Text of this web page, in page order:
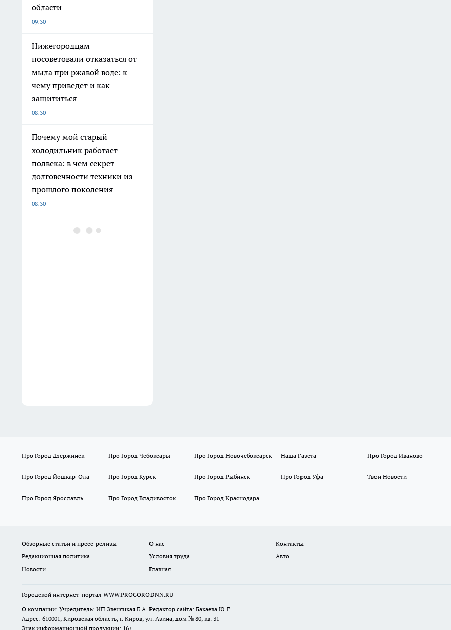
области
09:30
Нижегородцам
посоветовали отказаться от
мыла при ржавой воде: к
чему приведет и как
защититься
08:30
Почему мой старый
холодильник работает
полвека: в чем секрет
долговечности техники из
прошлого поколения
08:30
Последствия атаки БПЛА в
Про Город Дзержинск Про Город Чебоксары Про Город Новочебоксарск Наша Газета Про Город Иваново
Про Город Йошкар-Ола Про Город Курск Про Город Рыбинск Про Город Уфа Твои Новости
Про Город Ярославль Про Город Владивосток Про Город Краснодара
Обзорные статьи и пресс-релизы О нас
Контакты
Редакционная политика
Условия труда
Авто
Новости
Главная
Городской интернет-портал WWW.PROGORODNN.RU
О компании: Учредитель: ИП Звеняцкая Е.А. Редактор сайта: Бакаева Ю.Г.
Адрес: 610001, Кировская область, г. Киров, ул. Азина, дом № 80, кв. 31
Знак информационной продукции: 16+